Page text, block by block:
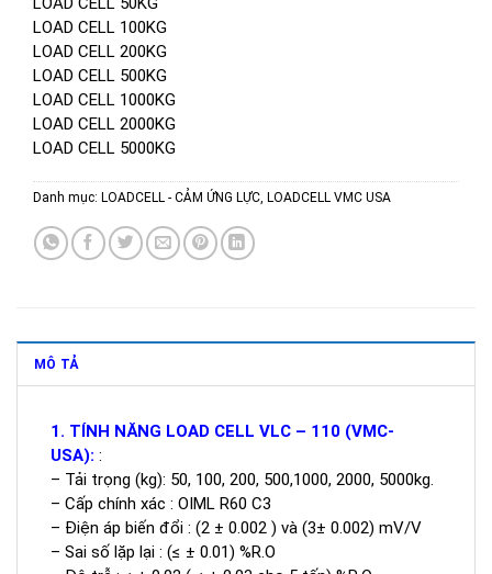
LOAD CELL 100KG
LOAD CELL 200KG
LOAD CELL 500KG
LOAD CELL 1000KG
LOAD CELL 2000KG
LOAD CELL 5000KG
Danh mục: LOADCELL - CẢM ỨNG LỰC, LOADCELL VMC USA
MÔ TẢ
1. TÍNH NĂNG LOAD CELL VLC – 110 (VMC-
USA): :
– Tải trọng (kg): 50, 100, 200, 500,1000, 2000, 5000kg.
– Cấp chính xác : OIML R60 C3
– Điện áp biến đổi : (2 ± 0.002 ) và (3± 0.002) mV/V
– Sai số lặp lại : (≤ ± 0.01) %R.O